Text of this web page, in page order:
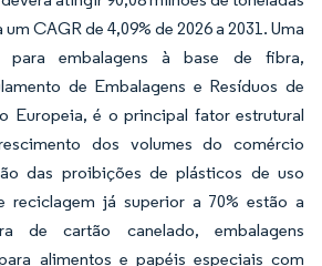
CAGR de 4,09% de 2026 a 2031. Uma
para embalagens à base de fibra,
de Embalagens e Resíduos de
Europeia, é o principal fator estrutural
dos volumes do comércio
das proibições de plásticos de uso
reciclagem já superior a 70% estão a
de cartão canelado, embalagens
alimentos e papéis especiais com